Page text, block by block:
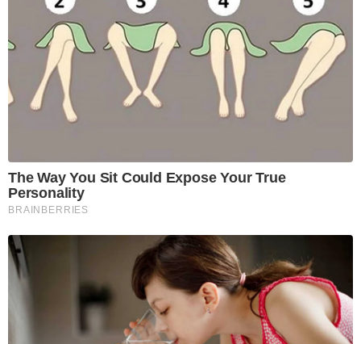
The Way You Sit Could Expose Your True
Personality
BRAINBERRIES